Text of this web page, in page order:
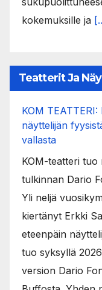
kokemuksille ja
Teatterit Ja
KOM
näyttelijän
vallasta
KOM-teatteri
tulkinnan Dario
Yli neljä
kiertänyt Erkki
eteenpäin
tuo syksyllä
version Dario